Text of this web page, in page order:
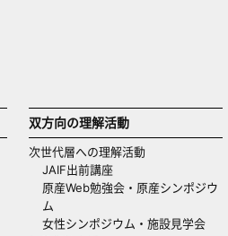
双方向の理解活動
次世代層への理解活動
JAIF出前講座
原産Web勉強会・原産シンポジウ
ム
女性シンポジウム・施設見学会